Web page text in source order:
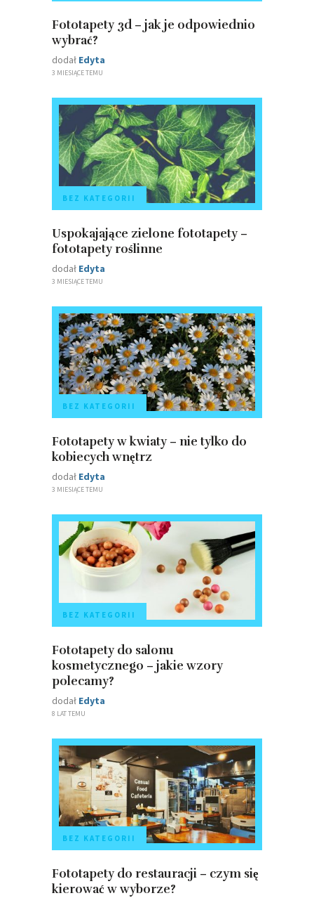
Fototapety 3d – jak je odpowiednio
wybrać?
dodał Edyta
3 MIESIĄCE TEMU
BEZ KATEGORII
Uspokajające zielone fototapety –
fototapety roślinne
dodał Edyta
3 MIESIĄCE TEMU
BEZ KATEGORII
Fototapety w kwiaty – nie tylko do
kobiecych wnętrz
dodał Edyta
3 MIESIĄCE TEMU
BEZ KATEGORII
Fototapety do salonu
kosmetycznego – jakie wzory
polecamy?
dodał Edyta
8 LAT TEMU
BEZ KATEGORII
Fototapety do restauracji – czym się
kierować w wyborze?